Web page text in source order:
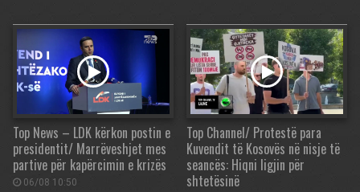
Top News – LDK kërkon postin e
presidentit/ Marrëveshjet mes
partive për kapërcimin e krizës
06/08 10:50
Top Channel/ Protestë para
Kuvendit të Kosovës në nisje të
seancës: Hiqni ligjin për
shtetësinë